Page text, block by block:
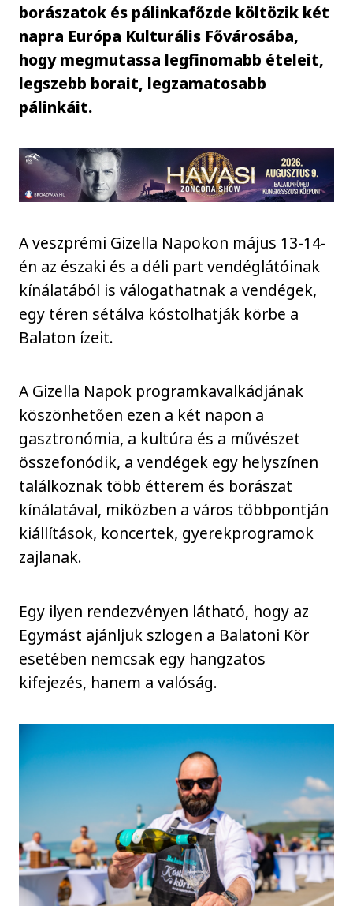
borászatok és pálinkafőzde költözik két
napra Európa Kulturális Fővárosába,
hogy megmutassa legfinomabb ételeit,
legszebb borait, legzamatosabb
pálinkáit.
A veszprémi Gizella Napokon május 13-14-
én az északi és a déli part vendéglátóinak
kínálatából is válogathatnak a vendégek,
egy téren sétálva kóstolhatják körbe a
Balaton ízeit.
A Gizella Napok programkavalkádjának
köszönhetően ezen a két napon a
gasztronómia, a kultúra és a művészet
összefonódik, a vendégek egy helyszínen
találkoznak több étterem és borászat
kínálatával, miközben a város többpontján
kiállítások, koncertek, gyerekprogramok
zajlanak.
Egy ilyen rendezvényen látható, hogy az
Egymást ajánljuk szlogen a Balatoni Kör
esetében nemcsak egy hangzatos
kifejezés, hanem a valóság.